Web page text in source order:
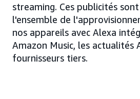
streaming. Ces publicités
l'ensemble de
nos appareils avec Alexa
Amazon Music, les actualités
fournisseurs tiers.